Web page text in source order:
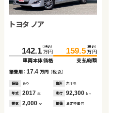
トヨタ ノア
142.1 （税込）
万円
車両本体価格
159.5 （税込）
万円
支払総額
諸費用：17.4 万円 （税込）
保証 あり 住所 岩手県
年式 2017 年 走行 92,300 km
排気 2,000 cc 整備 法定整備付
242.7 （税込）
諸費用：13.0万円（税込）
あり 埼玉県
年式 2016年 走行
排気 2,500 整備 法定整備付
見積もり・在庫確認
42.7 （税込）
諸費用：13.3万円（税込）
なし 岡山県
年式 2006年 走行
排気 2,400 整備 法定整備付
見積もり・在庫確認